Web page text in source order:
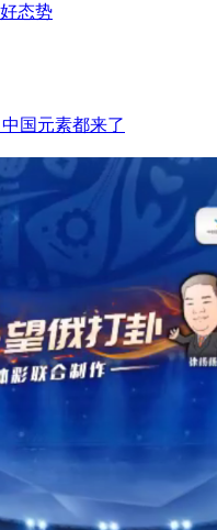
态势
国元素都来了